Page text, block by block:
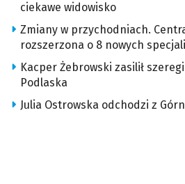
ciekawe widowisko
Zmiany w przychodniach.
rozszerzona o 8 nowych
Kacper Żebrowski zasilił szeregi
Podlaska
Julia Ostrowska odchodzi z